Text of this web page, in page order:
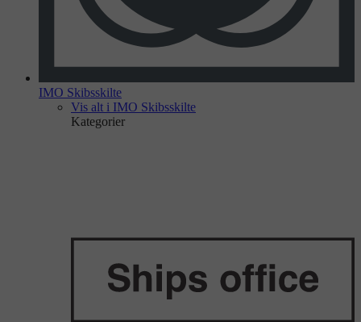
IMO Skibsskilte
Vis alt i IMO Skibsskilte
Kategorier